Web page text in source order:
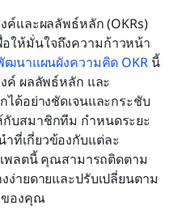
ค์และผลลัพธ์หลัก (OKRs)
ให้มั่นใจถึงความก้าวหน้า
ฒนาแผนผังความคิด OKR นี้
ค์ ผลลัพธ์หลัก และ
ด้อย่างชัดเจนและกระชับ
บสมาชิกทีม กำหนดระยะ
ที่เกี่ยวข้องกับแต่ละ
พลตนี้ คุณสามารถติดตาม
ายดายและปรับเปลี่ยนตาม
ของคุณ